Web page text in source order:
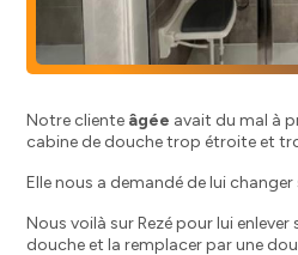
Notre cliente âgée avait du mal à
cabine de douche trop étroite et
Elle nous a demandé de lui
Nous voilà sur Rezé pour lui
douche et la remplacer par une